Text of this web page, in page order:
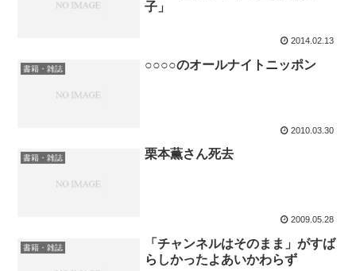
子」
2014.02.13
書籍・雑誌 ○○○○のオールナイトニッポン
2010.03.30
書籍・雑誌 栗本薫さん死去
2009.05.28
書籍・雑誌
「チャンネルはそのまま」がすば
らしかったよあいかわらず